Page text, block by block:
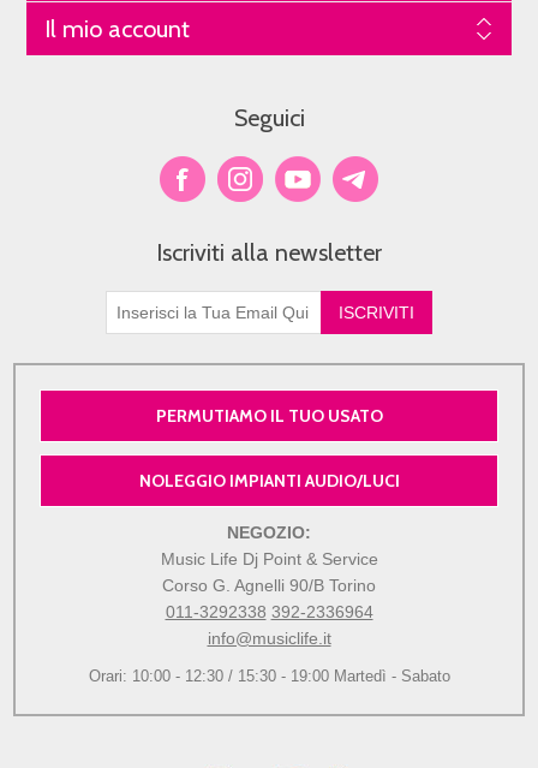
Il mio account
Seguici
Iscriviti alla newsletter
PERMUTIAMO IL TUO USATO
NOLEGGIO IMPIANTI AUDIO/LUCI
NEGOZIO:
Music Life Dj Point & Service
Corso G. Agnelli 90/B Torino
011-3292338 392-2336964
info@musiclife.it
Orari: 10:00 - 12:30 / 15:30 - 19:00 Martedì - Sabato